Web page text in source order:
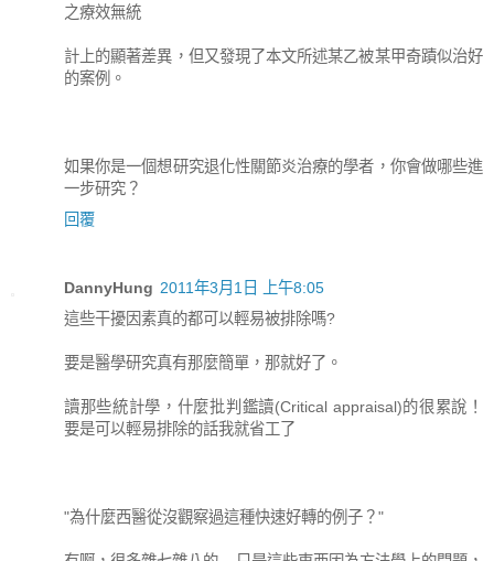
之療效無統
計上的顯著差異，但又發現了本文所述某乙被某甲奇蹟似治好
的案例。
如果你是一個想研究退化性關節炎治療的學者，你會做哪些進
一步研究？
回覆
DannyHung 2011年3月1日 上午8:05
這些干擾因素真的都可以輕易被排除嗎?
要是醫學研究真有那麼簡單，那就好了。
讀那些統計學，什麼批判鑑讀(Critical appraisal)的很累說！
要是可以輕易排除的話我就省工了
"為什麼西醫從沒觀察過這種快速好轉的例子？"